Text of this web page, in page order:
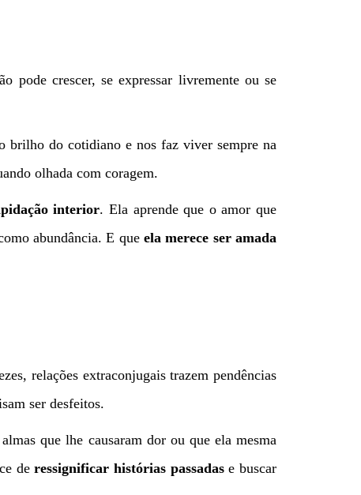
pode crescer, se expressar livremente ou se
brilho do cotidiano e nos faz viver sempre na
olhada com coragem.
interior. Ela aprende que o amor que
abundância. E que ela merece ser amada
relações extraconjugais trazem pendências
ser desfeitos.
que lhe causaram dor ou que ela mesma
deressignificar histórias passadase buscar